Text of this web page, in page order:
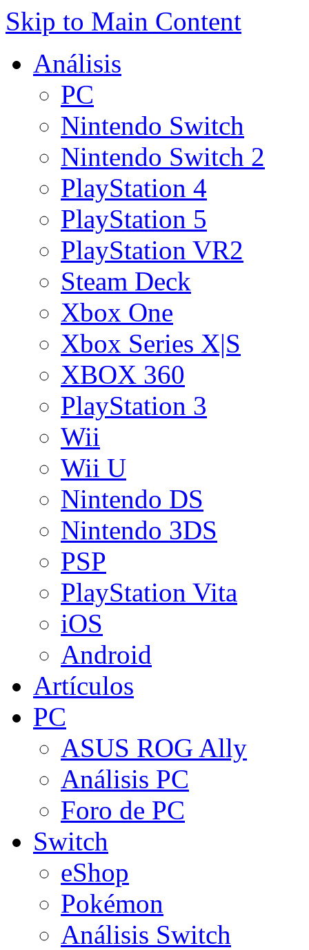
Skip to Main Content
Análisis
PC
Nintendo Switch
Nintendo Switch 2
PlayStation 4
PlayStation 5
PlayStation VR2
Steam Deck
Xbox One
Xbox Series X|S
XBOX 360
PlayStation 3
Wii
Wii U
Nintendo DS
Nintendo 3DS
PSP
PlayStation Vita
iOS
Android
Artículos
PC
ASUS ROG Ally
Análisis PC
Foro de PC
Switch
eShop
Pokémon
Análisis Switch